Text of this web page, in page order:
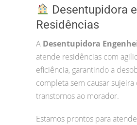
Desentupidora
Residências
A Desentupidora
atende residências com
eficiência, garantindo a
completa sem causar sujeira
transtornos ao morador.
Estamos prontos para